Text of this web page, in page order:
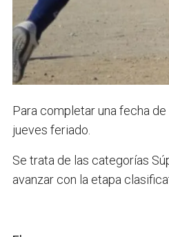
Para completar una fecha
jueves feriado.
Se trata de las categorías
avanzar con la etapa